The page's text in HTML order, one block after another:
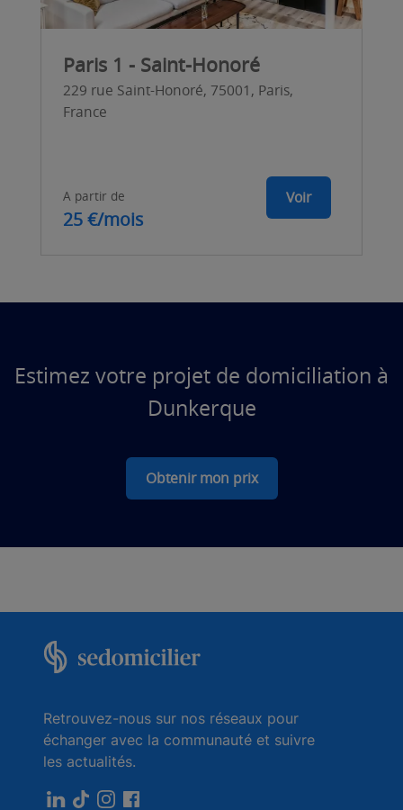
Paris 1 - Saint-Honoré
229 rue Saint-Honoré, 75001, Paris,
France
A partir de
25 €/mois
Voir
Estimez votre projet de domiciliation à
Dunkerque
Obtenir mon prix
Retrouvez-nous sur nos réseaux pour
échanger avec la communauté et suivre
les actualités.